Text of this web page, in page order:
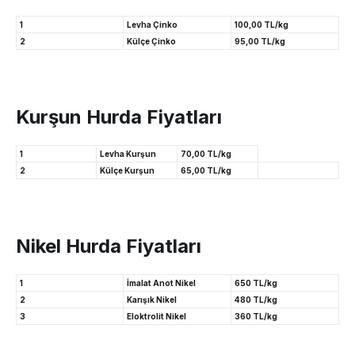
1 Levha Çinko
100,00 TL/kg
2
Külçe Çinko 95,00 TL/kg
Kurşun Hurda Fiyatları
1 Levha Kurşun
70,00 TL/kg
2
Külçe Kurşun 65,00 TL/kg
Nikel Hurda Fiyatları
1 İmalat Anot Nikel
650 TL/kg
2
Karışık Nikel
480 TL/kg
3
Eloktrolit Nikel 360 TL/kg